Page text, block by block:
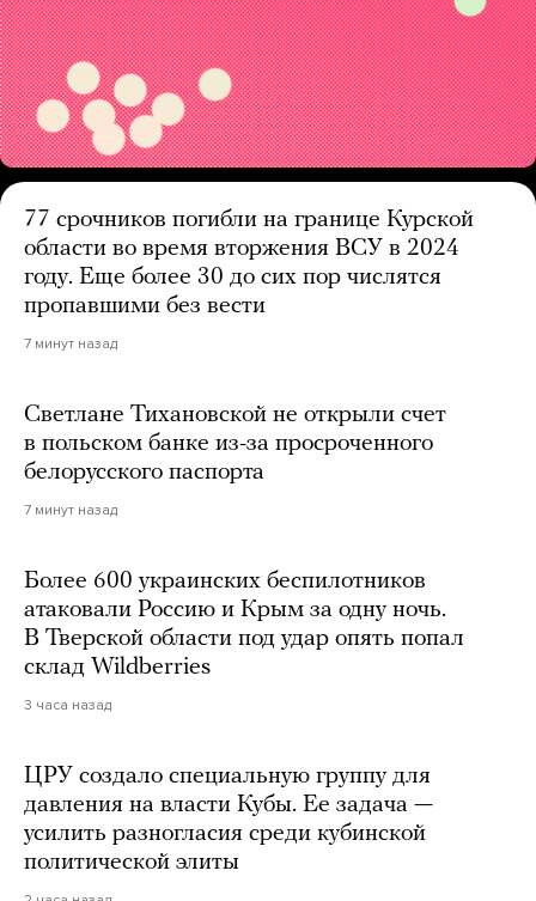
77 срочников погибли на границе Курской
области во время вторжения ВСУ в 2024
году. Еще более 30 до сих пор числятся
пропавшими без вести
7 минут назад
Светлане Тихановской не открыли счет
в польском банке из-за просроченного
белорусского паспорта
7 минут назад
Более 600 украинских беспилотников
атаковали Россию и Крым за одну ночь.
В Тверской области под удар опять попал
склад Wildberries
3 часа назад
ЦРУ создало специальную группу для
давления на власти Кубы. Ее задача —
усилить разногласия среди кубинской
политической элиты